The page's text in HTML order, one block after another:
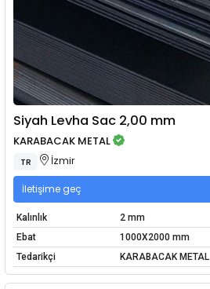
Siyah Levha Sac 2,00 mm
KARABACAK METAL
TR İzmir
İletişime geç
Kalınlık
2 mm
Ebat
1000X2000 mm
Tedarikçi
KARABACAK METAL